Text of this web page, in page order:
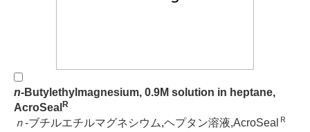
n-Butylethylmagnesium, 0.9M solution in heptane,
AcroSeal R
ｎ-ブチルエチルマグネシウム,ヘプタン溶液,AcroSeal Ｒ